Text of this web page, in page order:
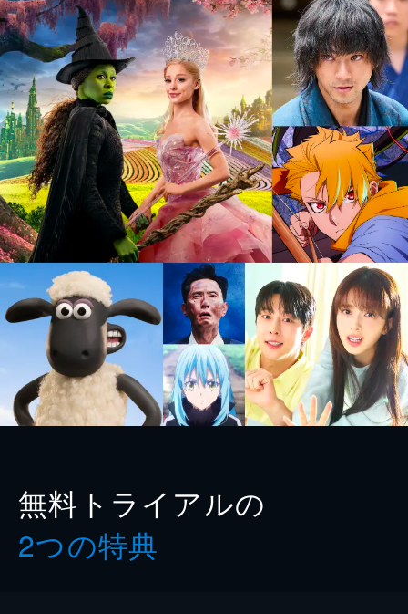
無料トライアルの
2つの特典